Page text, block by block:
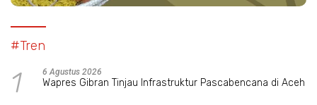
#Tren
1 6 Agustus 2026
Wapres Gibran Tinjau Infrastruktur Pascabencana di Aceh